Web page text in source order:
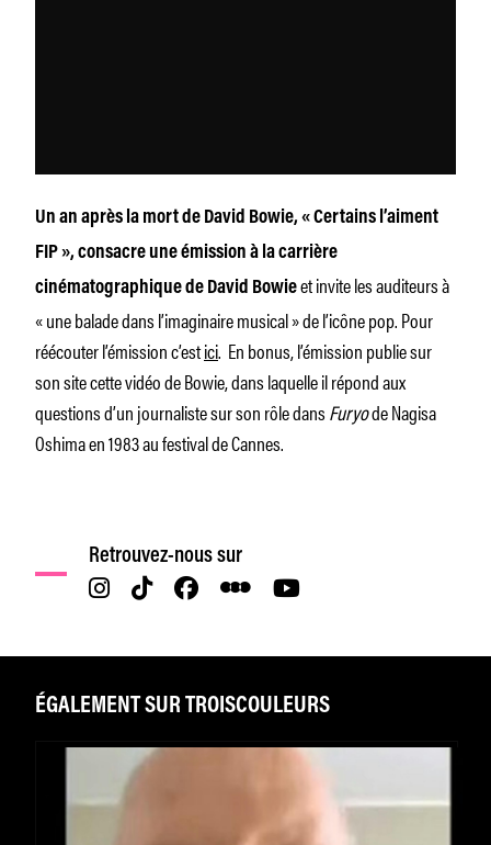
Un an après la mort de David Bowie, « Certains l’aiment
FIP », consacre une émission à la carrière
cinématographique de David Bowieet invite les auditeurs à
« une balade dans l’imaginaire musical » de l’icône pop. Pour
réécouter l’émission c’estici. En bonus, l’émission publie sur
son site cette vidéo de Bowie, dans laquelle il répond aux
questions d’un journaliste sur son rôle dansFuryode Nagisa
Oshima en 1983 au festival de Cannes.
Retrouvez-nous sur
ÉGALEMENT SUR TROISCOULEURS